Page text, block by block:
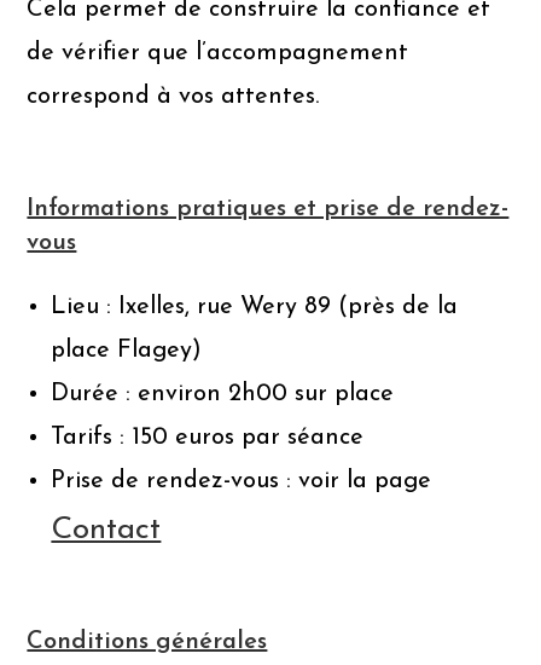
Cela permet de construire la confiance et
de vérifier que l’accompagnement
correspond à vos attentes.
Informations pratiques et prise de rendez-
vous
Lieu : Ixelles, rue Wery 89 (près de la
place Flagey)
Durée : environ 2h00 sur place
Tarifs : 150 euros par séance
Prise de rendez-vous : voir la page
Contact
Conditions générales